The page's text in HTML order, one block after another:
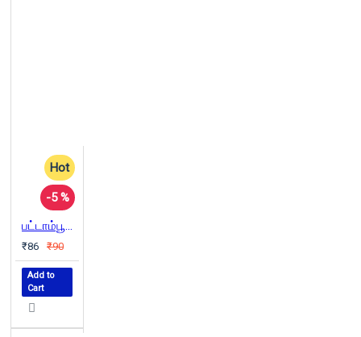
Hot
-5 %
பட்டாம்பூச்சி விற்பவன்
₹86 ₹90
Add to
Cart